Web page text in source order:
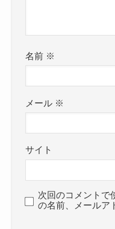
名前 ※
メール ※
サイト
次回のコメントで
の名前、メールア